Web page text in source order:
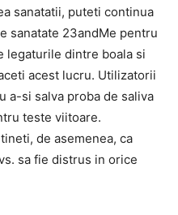
sanatatii, puteti continua
sanatate 23andMe pentru
legaturile dintre boala si
acest lucru. Utilizatorii
a-si salva proba de saliva
teste viitoare.
de asemenea, ca
sa fie distrus in orice